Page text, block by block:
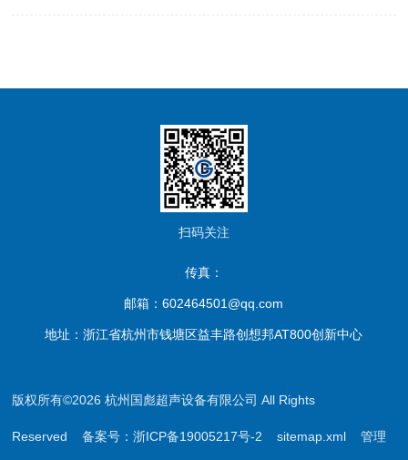
扫码关注
传真：
邮箱：602464501@qq.com
地址：浙江省杭州市钱塘区益丰路创想邦AT800创新中心
版权所有©2026 杭州国彪超声设备有限公司 All Rights
Reserved备案号：浙ICP备19005217号-2 sitemap.xml 管理